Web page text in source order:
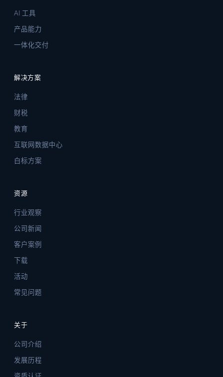
AI 工具
产品能力
一体化交付
解决方案
法律
财税
教育
互联网数据中心
白标方案
资源
行业观察
公司新闻
客户案例
下载
活动
常见问题
关于
公司介绍
发展历程